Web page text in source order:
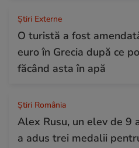
Știri Externe
O turistă a fost
euro în Grecia după ce
făcând asta în apă
Știri România
Alex Rusu, un elev de 9
a adus trei medalii